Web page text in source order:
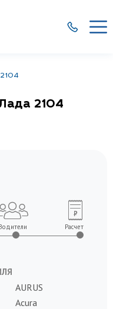
2104
2104
Расчет
AURUS
Acura